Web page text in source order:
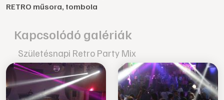
RETRO műsora, tombola
Kapcsolódó galériák
Születésnapi Retro Party Mix